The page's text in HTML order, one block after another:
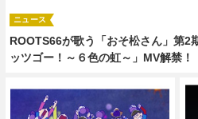
ROOTS66が歌う「おそ松さん」第2
ッツゴー！～６色の虹～」MV解禁！
ニュース